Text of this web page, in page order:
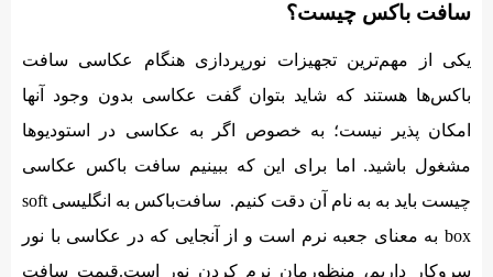
سافت باکس چیست؟
یکی از مهم‌ترین تجهیزات نورپردازی هنگام عکاسی سافت
باکس‌ها هستند که شاید بتوان گفت عکاسی بدون وجود آنها
امکان پذیر نیست؛ به خصوص اگر به عکاسی در استودیوها
مشغول باشید. اما برای این که ببینیم سافت باکس عکاسی
چیست باید به به نام آن دقت کنیم. سافت‌باکس به انگلیسی soft
box به معنای جعبه نرم است و از آنجایی که در عکاسی با نور
سروکار داریم، منظورمان نرم کردن نور است.قیمت سافت